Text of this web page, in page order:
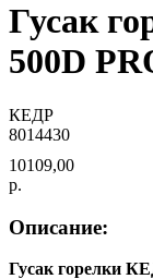
Гусак
500D
КЕДР
8014430
10109,00
р.
Описание:
Гусак горелки